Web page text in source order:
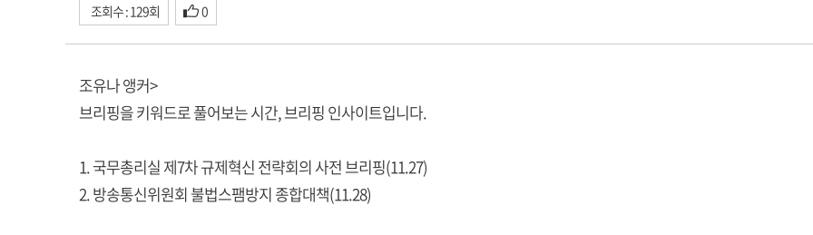
조회수 : 129회 0
조유나 앵커>
브리핑을 키워드로 풀어보는 시간, 브리핑 인사이트입니다.
1. 국무총리실 제7차 규제혁신 전략회의 사전 브리핑(11.27)
2. 방송통신위원회 불법스팸방지 종합대책(11.28)